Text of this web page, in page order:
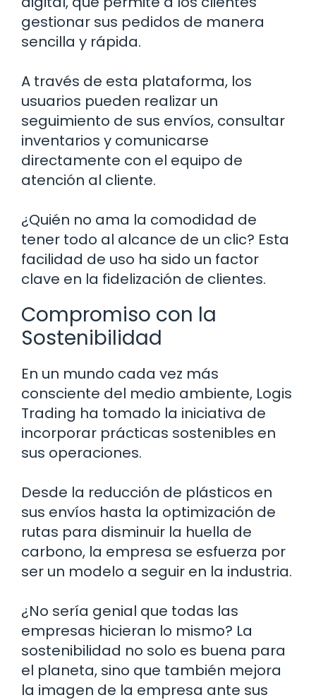
gestionar sus pedidos de manera
sencilla y rápida.
A través de esta plataforma, los
usuarios pueden realizar un
seguimiento de sus envíos, consultar
inventarios y comunicarse
directamente con el equipo de
atención al cliente.
¿Quién no ama la comodidad de
tener todo al alcance de un clic? Esta
facilidad de uso ha sido un factor
clave en la fidelización de clientes.
Compromiso con la
Sostenibilidad
En un mundo cada vez más
consciente del medio ambiente, Logis
Trading ha tomado la iniciativa de
incorporar prácticas sostenibles en
sus operaciones.
Desde la reducción de plásticos en
sus envíos hasta la optimización de
rutas para disminuir la huella de
carbono, la empresa se esfuerza por
ser un modelo a seguir en la industria.
¿No sería genial que todas las
empresas hicieran lo mismo? La
sostenibilidad no solo es buena para
el planeta, sino que también mejora
la imagen de la empresa ante sus